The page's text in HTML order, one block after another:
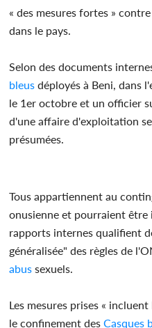
« des mesures fortes »
dans le pays.
Selon des documents
bleus déployés à Beni, dans
le 1er octobre et un officier
d'une affaire d'exploitation
présumées.
Tous appartiennent au
onusienne et pourraient être
rapports internes qualifient
généralisée" des règles de
abus sexuels.
Les mesures prises «
le confinement desCasques